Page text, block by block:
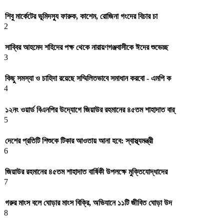
শিবু মার্কেটের ভূমিদস্যু ফারুক, কাশেম, রোজিনা গংদের বিচার চা
2
সাব্বির আহমেদ শহিদের পক্ষ থেকে নারায়ণগঞ্জবাসীকে ঈদের শুভেচ্ছ
3
কিছু সমস্যা ও চাহিদা রয়েছে সম্মিলিতভাবে সমাধান করবো - এমপি ক
4
১২নং ওয়ার্ড বিএনপির উদ্যোগে জিয়াউর রহমানের ৪৫তম শাহাদাত বার্
5
দেশের প্রতিটি শিশুকে টিকার আওতায় আনা হবে: স্বাস্থ্যমন্ত্রী
6
জিয়াউর রহমানের ৪৫তম শাহাদাত বার্ষিকী উপলক্ষে মুক্তিযোদ্ধাদের
7
গরুর মাংস বলে ঘোড়ার মাংস বিক্রি, অভিযানে ১১টি জীবিত ঘোড়া উদ
8